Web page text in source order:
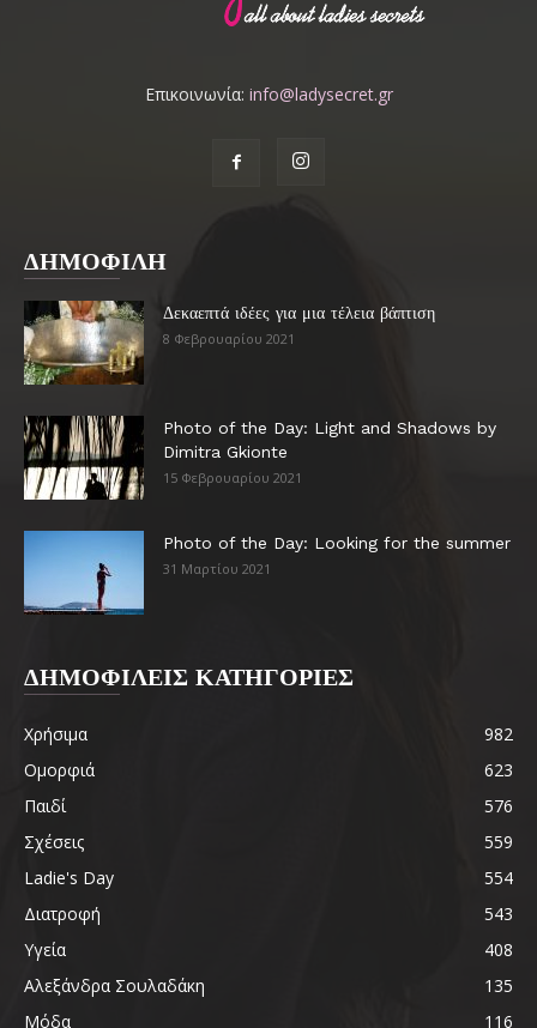
Επικοινωνία: info@ladysecret.gr
ΔΗΜΟΦΙΛΗ
Δεκαεπτά ιδέες για μια τέλεια βάπτιση
8 Φεβρουαρίου 2021
Photo of the Day: Light and Shadows by
Dimitra Gkionte
15 Φεβρουαρίου 2021
Photo of the Day: Looking for the summer
31 Μαρτίου 2021
ΔΗΜΟΦΙΛΕΙΣ ΚΑΤΗΓΟΡΙΕΣ
Χρήσιμα
982
Ομορφιά
623
Παιδί
576
Σχέσεις
559
Ladie's Day
554
Διατροφή
543
Υγεία
408
Αλεξάνδρα Σουλαδάκη
135
Μόδα
116